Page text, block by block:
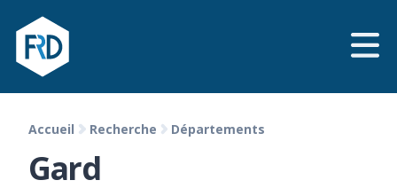
Accueil Recherche Départements
Gard